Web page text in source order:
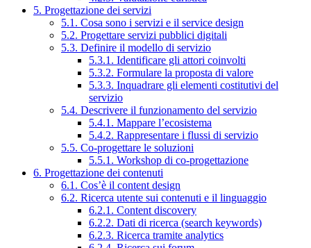
5. Progettazione dei servizi
5.1. Cosa sono i servizi e il service design
5.2. Progettare servizi pubblici digitali
5.3. Definire il modello di servizio
5.3.1. Identificare gli attori coinvolti
5.3.2. Formulare la proposta di valore
5.3.3. Inquadrare gli elementi costitutivi del
servizio
5.4. Descrivere il funzionamento del servizio
5.4.1. Mappare l’ecosistema
5.4.2. Rappresentare i flussi di servizio
5.5. Co-progettare le soluzioni
5.5.1. Workshop di co-progettazione
6. Progettazione dei contenuti
6.1. Cos’è il content design
6.2. Ricerca utente sui contenuti e il linguaggio
6.2.1. Content discovery
6.2.2. Dati di ricerca (search keywords)
6.2.3. Ricerca tramite analytics